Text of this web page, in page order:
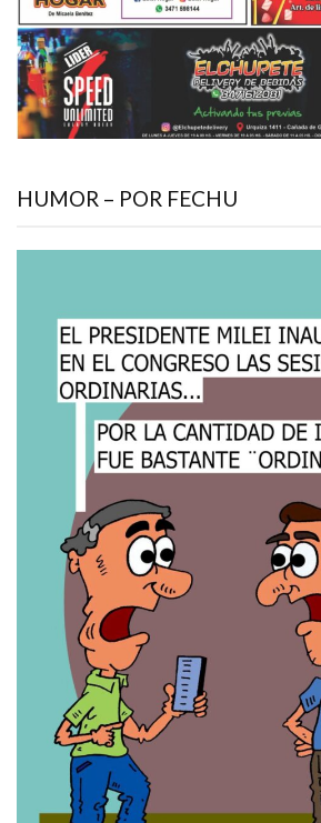
HUMOR – POR FECHU